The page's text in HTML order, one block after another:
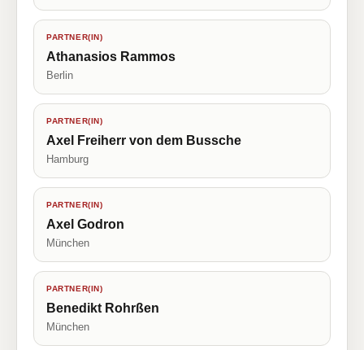
PARTNER(IN)
Athanasios Rammos
Berlin
PARTNER(IN)
Axel Freiherr von dem Bussche
Hamburg
PARTNER(IN)
Axel Godron
München
PARTNER(IN)
Benedikt Rohrßen
München